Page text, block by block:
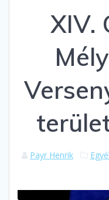
XIV.
Payr Henrik